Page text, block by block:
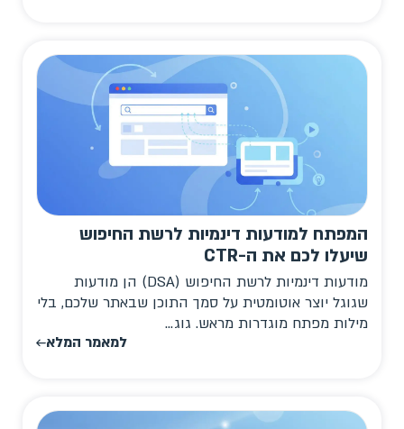
המפתח למודעות דינמיות לרשת החיפוש
שיעלו לכם את ה-CTR
מודעות דינמיות לרשת החיפוש (DSA) הן מודעות
שגוגל יוצר אוטומטית על סמך התוכן שבאתר שלכם, בלי
מילות מפתח מוגדרות מראש. גוג...
למאמר המלא